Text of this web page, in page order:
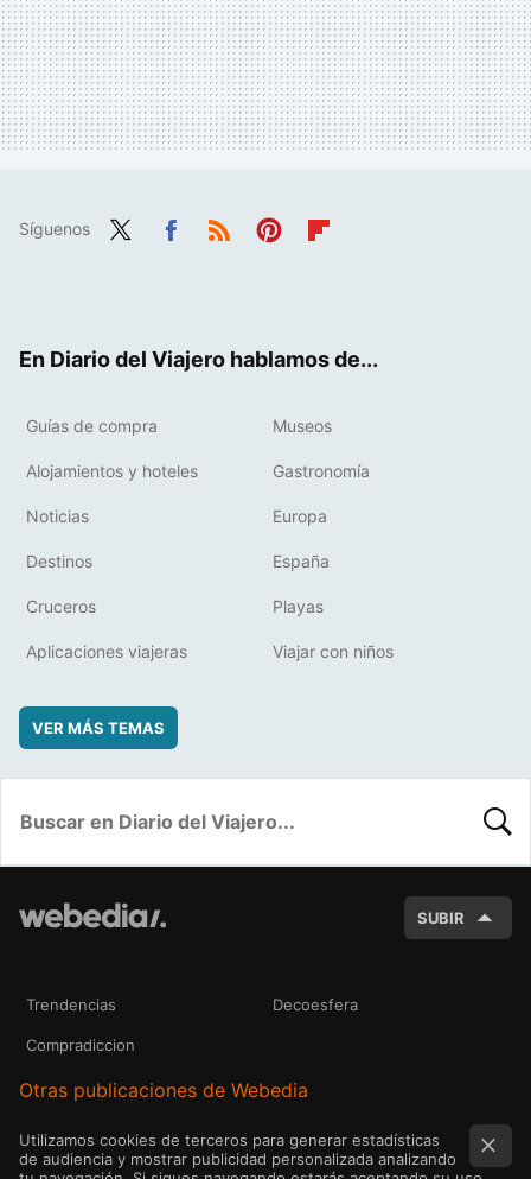
Síguenos
En Diario del Viajero hablamos de...
Guías de compra Museos
Alojamientos y hoteles Gastronomía
Noticias Europa
Destinos España
Cruceros Playas
Aplicaciones viajeras Viajar con niños
VER MÁS TEMAS
SUBIR
Trendencias Decoesfera
Compradiccion
Otras publicaciones de Webedia
Utilizamos cookies de terceros para generar estadísticas
de audiencia y mostrar publicidad personalizada analizando